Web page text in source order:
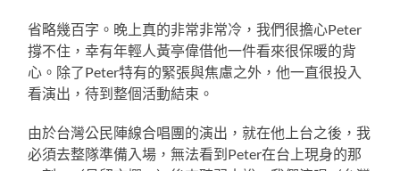
省略幾百字。晚上真的非常非常冷，我們很擔心Peter
撐不住，幸有年輕人黃亭偉借他一件看來很保暖的背
心。除了Peter特有的緊張與焦慮之外，他一直很投入
看演出，待到整個活動結束。
由於台灣公民陣線合唱團的演出，就在他上台之後，我
必須去整隊準備入場，無法看到Peter在台上現身的那